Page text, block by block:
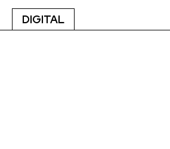
DIGITAL